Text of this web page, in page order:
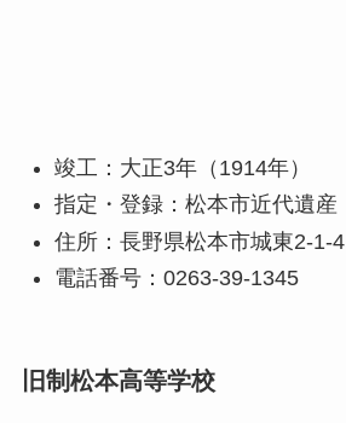
竣工：大正3年（1914年）
指定・登録：松本市近代遺産
住所：長野県松本市城東2-1-4
電話番号：0263-39-1345
旧制松本高等学校